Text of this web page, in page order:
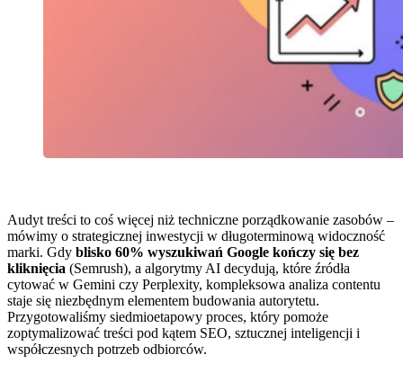
Audyt treści to coś więcej niż techniczne porządkowanie zasobów –
mówimy o strategicznej inwestycji w długoterminową widoczność
marki. Gdy blisko 60% wyszukiwań Google kończy się bez
kliknięcia (Semrush), a algorytmy AI decydują, które źródła
cytować w Gemini czy Perplexity, kompleksowa analiza contentu
staje się niezbędnym elementem budowania autorytetu.
Przygotowaliśmy siedmioetapowy proces, który pomoże
zoptymalizować treści pod kątem SEO, sztucznej inteligencji i
współczesnych potrzeb odbiorców.